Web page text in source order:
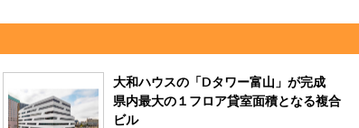
大和ハウスの「Dタワー富山」が完成
県内最大の１フロア貸室面積となる複合
ビル